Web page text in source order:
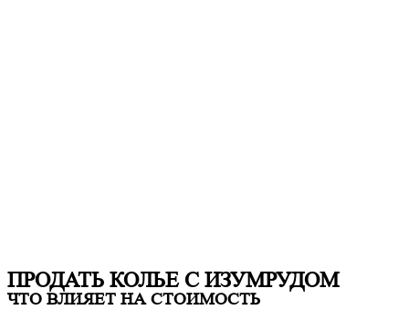
ПРОДАТЬ КОЛЬЕ С ИЗУМРУДОМ
ЧТО ВЛИЯЕТ НА СТОИМОСТЬ